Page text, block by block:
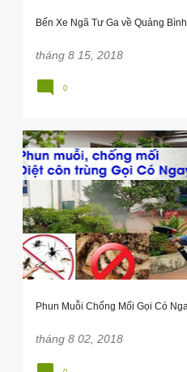
Bến Xe Ngã Tư Ga về Quảng
tháng 8 15, 2018
0
Phun Muỗi Chống Mối Gọi Có
tháng 8 02, 2018
CHỐNG MỐI PHUN MUỖI
TIENICHGOICONGAY